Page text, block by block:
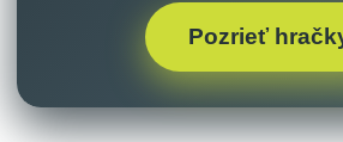
Pozrieť